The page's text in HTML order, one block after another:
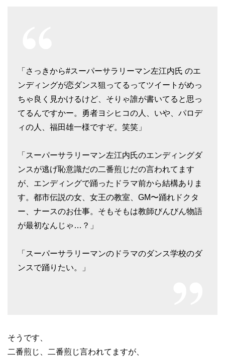
「さっきから#スーパーサラリーマン左江内氏 のエ
ンディングが恋ダンス狙ってるってツイートがめっ
ちゃ良く見かけるけど、そりゃ誰が書いてると思っ
てるんですかー。勇者ヨシヒコの人、いや、パロデ
ィの人、福田雄一様ですぞ。笑笑」
「スーパーサラリーマン左江内氏のエンディングダ
ンスが逃げ恥意識だの二番煎じだの言われてます
が、エンディングで踊ったドラマ前から結構ありま
す。都市伝説の女、女王の教室、GM〜踊れドクタ
ー、ナースのお仕事。そもそもは教師びんびん物語
が最初なんじゃ…？」
「スーパーサラリーマンのドラマのダンス学校のダ
ンスで踊りたい。」
そうです、
二番煎じ、二番煎じ言われてますが、